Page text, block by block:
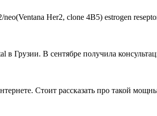
Her2, clone 4B5) estrogen
Грузии. В сентябре получила
Стоит рассказать про такой